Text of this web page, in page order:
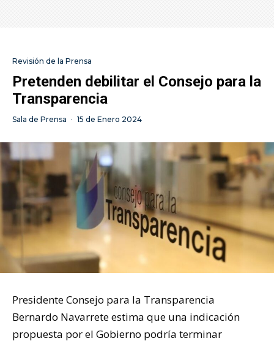
Revisión de la Prensa
Pretenden debilitar el Consejo para la
Transparencia
Sala de Prensa · 15 de Enero 2024
Presidente Consejo para la Transparencia
Bernardo Navarrete estima que una indicación
propuesta por el Gobierno podría terminar